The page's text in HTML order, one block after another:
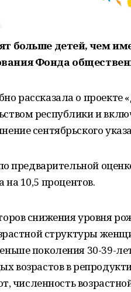
больше детей, чем
Фонда
рассказала о проекте
республики и
сентябрьского
предварительной
на 10,5 процентов.
снижения уровня
структуры
поколения 30-39-
возрастов в
численность